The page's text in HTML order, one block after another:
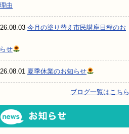
由
今月の塗り替え市民講座日程のお
せ
夏季休業のお知らせ
ブログ一覧はこちら